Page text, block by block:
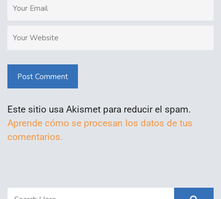
Post Comment
Este sitio usa Akismet para reducir el spam.
Aprende cómo se procesan los datos de tus
comentarios.